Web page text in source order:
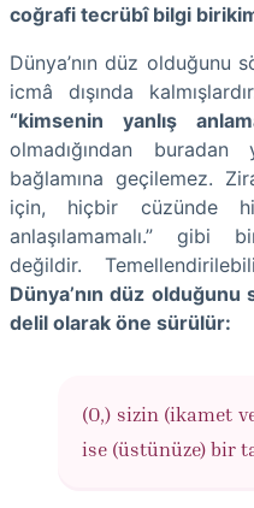
coğrafi tecrübî bilgi
Dünya’nın düz olduğunu
icmâ dışında
“kimsenin yanlış
olmadığından
bağlamına geçilemez.
için, hiçbir cüzünde
anlaşılamamalı.” gibi
değildir.
Dünya’nın düz
delil olarak öne sürülür:
(O,) sizin (ikamet
ise (üstünüze) bir